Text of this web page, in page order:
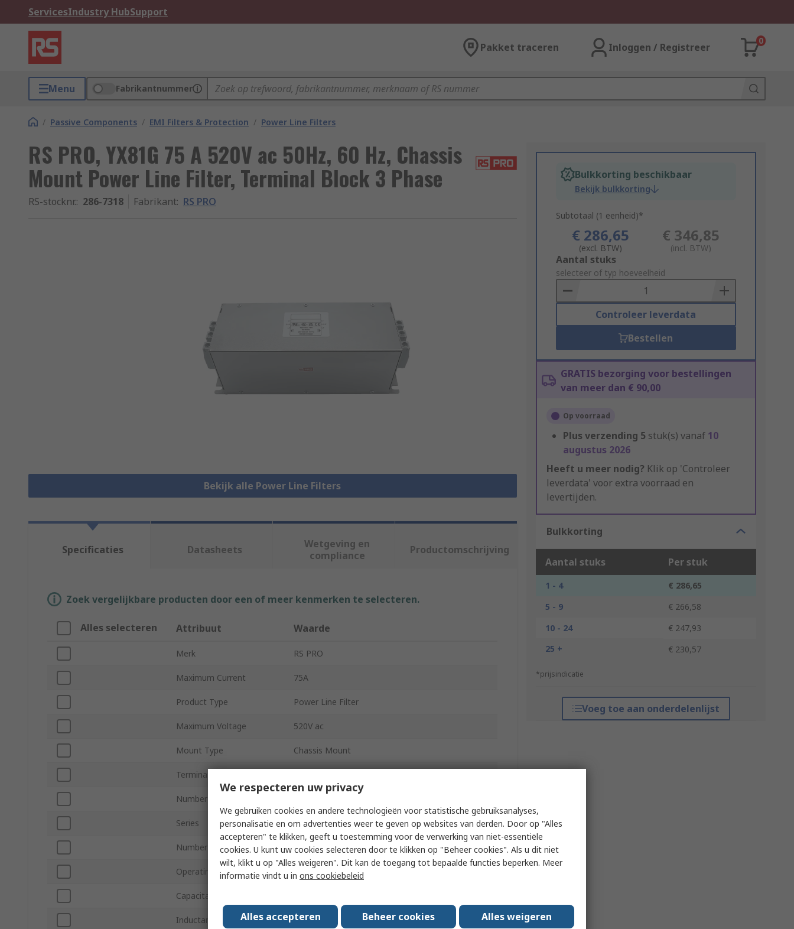
ServicesIndustry HubSupport
Pakket traceren Inloggen / Registreer
0
Menu Fabrikantnummer
/ Passive Components / EMI Filters & Protection / Power Line Filters
RS PRO, YX81G 75 A 520V ac 50Hz, 60 Hz, Chassis
Mount Power Line Filter, Terminal Block 3 Phase
RS-stocknr.: 286-7318 Fabrikant: RS PRO
Bekijk alle Power Line Filters
Bulkkorting beschikbaar
Bekijk bulkkorting
Subtotaal (1 eenheid)*
€ 286,65
(excl. BTW)
€ 346,85
(incl. BTW)
Add
to
Basket
Aantal stuks
selecteer of typ hoeveelheid
Controleer leverdata
Bestellen
GRATIS bezorging voor bestellingen
van meer dan € 90,00
Op voorraad
Plus verzending 5 stuk(s) vanaf 10
augustus 2026
Heeft u meer nodig? Klik op 'Controleer
leverdata' voor extra voorraad en
levertijden.
Bulkkorting
Aantal stuks Per stuk
1 - 4
€ 286,65
5 - 9
€ 266,58
10 - 24
€ 247,93
25 +
€ 230,57
*prijsindicatie
Voeg toe aan onderdelenlijst
Specificaties Datasheets
Wetgeving en
compliance
Productomschrijving
Zoek vergelijkbare producten door een of meer kenmerken te selecteren.
Alles selecteren Attribuut Waarde
Merk RS PRO
Maximum Current 75A
Product Type Power Line Filter
Maximum Voltage 520V ac
Mount Type Chassis Mount
Termination Style
Number of Phases
Series YX81G
Number of Stages 1
Operating Frequency 50, 60Hz
Capacitance
Inductance 0.5mH
We respecteren uw privacy
We gebruiken cookies en andere technologieën voor statistische gebruiksanalyses,
personalisatie en om advertenties weer te geven op websites van derden. Door op "Alles
accepteren" te klikken, geeft u toestemming voor de verwerking van niet-essentiële
cookies. U kunt uw cookies selecteren door te klikken op "Beheer cookies". Als u dit niet
wilt, klikt u op "Alles weigeren". Dit kan de toegang tot bepaalde functies beperken. Meer
informatie vindt u in ons cookiebeleid
Alles accepteren Beheer cookies Alles weigeren